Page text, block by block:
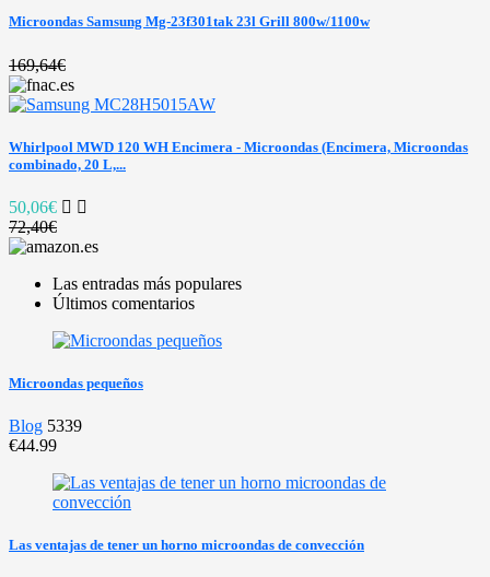
Microondas Samsung Mg-23f301tak 23l Grill 800w/1100w
169,64€
Whirlpool MWD 120 WH Encimera - Microondas (Encimera, Microondas
combinado, 20 L,...
50,06€
72,40€
Las entradas más populares
Últimos comentarios
Microondas pequeños
Blog 5339
€44.99
Las ventajas de tener un horno microondas de convección